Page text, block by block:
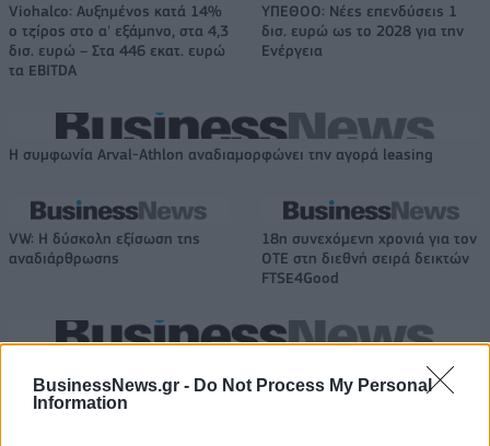
BusinessNews.gr - Do Not Process My Personal
Information
Viohalco: Αυξημένος κατά 14%
ο τζίρος στο α' εξάμηνο, στα 4,3
δισ. ευρώ – Στα 446 εκατ. ευρώ
τα EBITDA
ΥΠΕΘΟΟ: Νέες επενδύσεις 1
δισ. ευρώ ως το 2028 για την
Ενέργεια
Η συμφωνία Arval-Athlon αναδιαμορφώνει την αγορά leasing
VW: Η δύσκολη εξίσωση της
αναδιάρθρωσης
18η συνεχόμενη χρονιά για τον
ΟΤΕ στη διεθνή σειρά δεικτών
FTSE4Good
πύλες του σε όλους